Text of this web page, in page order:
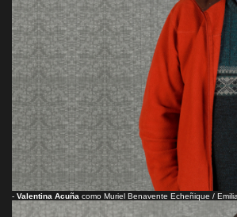
- Valentina Acuña como Muriel Benavente Echeñique /